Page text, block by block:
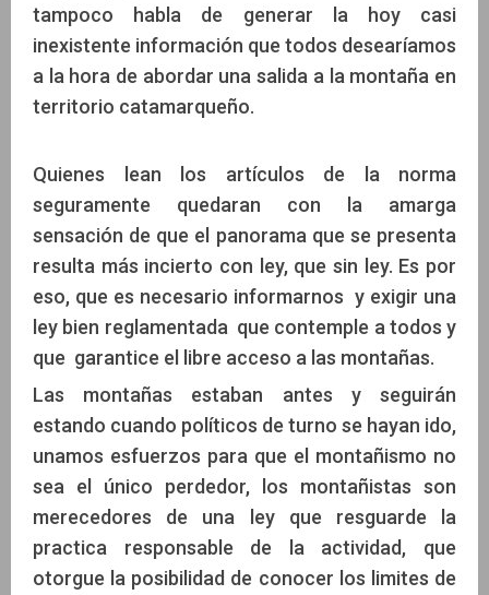
tampoco habla de generar la hoy casi
inexistente información que todos desearíamos
a la hora de abordar una salida a la montaña en
territorio catamarqueño.
Quienes lean los artículos de la norma
seguramente quedaran con la amarga
sensación de que el panorama que se presenta
resulta más incierto con ley, que sin ley. Es por
eso, que es necesario informarnos y exigir una
ley bien reglamentada que contemple a todos y
que garantice el libre acceso a las montañas.
Las montañas estaban antes y seguirán
estando cuando políticos de turno se hayan ido,
unamos esfuerzos para que el montañismo no
sea el único perdedor, los montañistas son
merecedores de una ley que resguarde la
practica responsable de la actividad, que
otorgue la posibilidad de conocer los limites de